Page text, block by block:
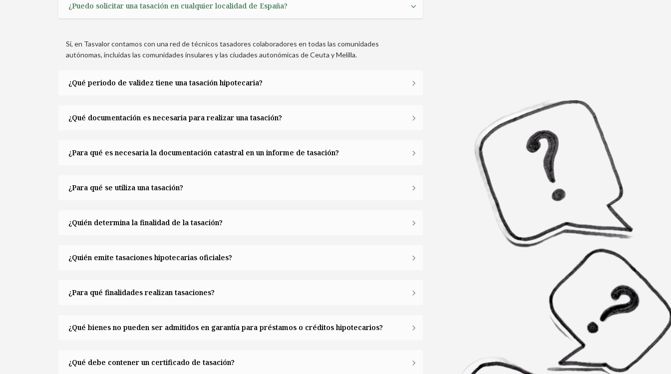
¿Puedo solicitar una tasación en cualquier localidad de España?
Sí, en Tasvalor contamos con una red de técnicos tasadores colaboradores en todas las comunidades
autónomas, incluidas las comunidades insulares y las ciudades autonómicas de Ceuta y Melilla.
¿Qué periodo de validez tiene una tasación hipotecaria?
¿Qué documentación es necesaria para realizar una tasación?
¿Para qué es necesaria la documentación catastral en un informe de tasación?
¿Para qué se utiliza una tasación?
¿Quién determina la finalidad de la tasación?
¿Quién emite tasaciones hipotecarias oficiales?
¿Para qué finalidades realizan tasaciones?
¿Qué bienes no pueden ser admitidos en garantía para préstamos o créditos hipotecarios?
¿Qué debe contener un certificado de tasación?